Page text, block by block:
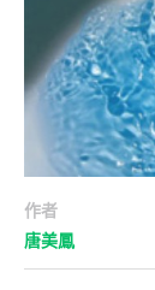
作者
唐美鳳